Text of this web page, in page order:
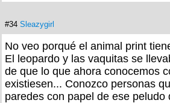
#34 Sleazygirl
No veo porqué el animal print
El leopardo y las vaquitas se
de que lo que ahora conocemos
existiesen... Conozco personas
paredes con papel de ese peludo